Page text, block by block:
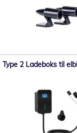
Type 2 Ladeboks til